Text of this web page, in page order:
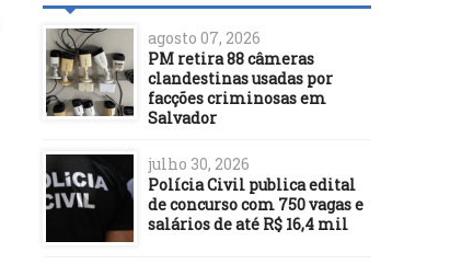
agosto 07, 2026
PM retira 88 câmeras
clandestinas usadas por
facções criminosas em
Salvador
julho 30, 2026
Polícia Civil publica edital
de concurso com 750 vagas e
salários de até R$ 16,4 mil